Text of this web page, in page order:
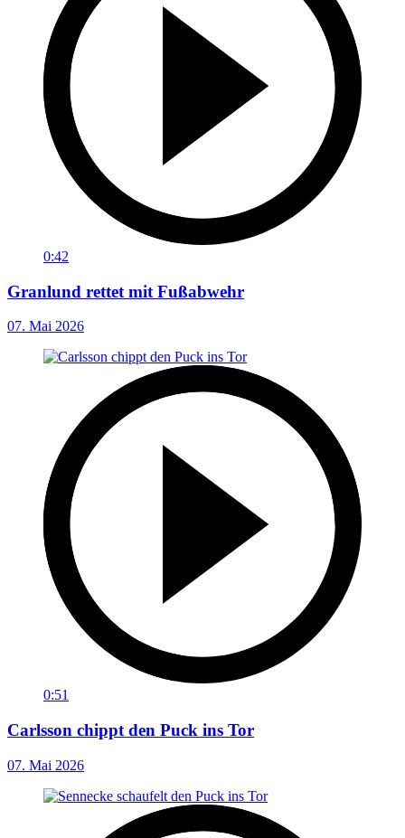
0:42
Granlund rettet mit Fußabwehr
07. Mai 2026
0:51
Carlsson chippt den Puck ins Tor
07. Mai 2026